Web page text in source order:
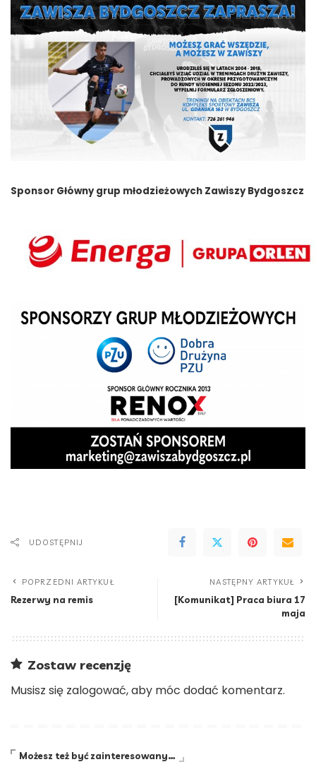
Sponsor Główny grup młodzieżowych Zawiszy Bydgoszcz
UDOSTĘPNIJ
POPRZEDNI ARTYKUŁ
Rezerwy na remis
NASTĘPNY ARTYKUŁ
[Komunikat] Praca biura 17
maja
Zostaw recenzję
Musisz się zalogować, aby móc dodać komentarz.
Możesz też być zainteresowany…